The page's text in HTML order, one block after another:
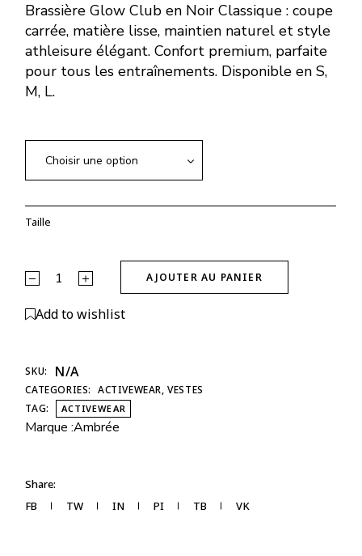
Brassière Glow Club en Noir Classique : coupe
carrée, matière lisse, maintien naturel et style
athleisure élégant. Confort premium, parfaite
pour tous les entraînements. Disponible en S,
M, L.
Taille
Choisir une option
Veste Glow Club – Noir | ambrée. quantity
AJOUTER AU PANIER
Add to wishlist
SKU: N/A
CATEGORIES: ACTIVEWEAR,VESTES
TAG:
ACTIVEWEAR
Marque :Ambrée
Share:
FB
TW IN PI TB VK